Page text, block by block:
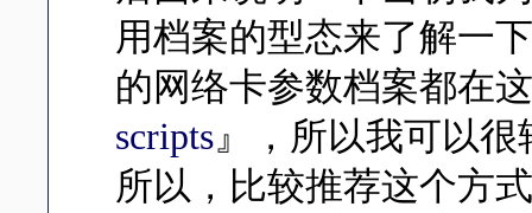
用档案的型态来了解一
的网络卡参数档案都在
scripts 』，所以我可以
所以，比较推荐这个方